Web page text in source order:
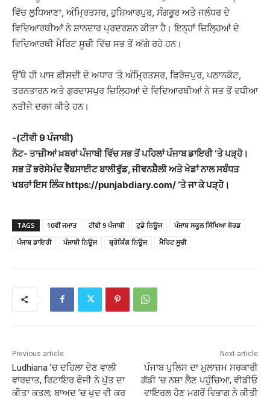
ਵਿੱਚ ਲੁਧਿਆਣਾ, ਅੰਮ੍ਰਿਤਸਰ, ਹੁਸ਼ਿਆਰਪੁਰ, ਸੰਗਰੂਰ ਅਤੇ ਜਲੰਧਰ ਦੇ
ਵਿਦਿਆਰਥੀਆਂ ਨੇ ਸ਼ਾਨਦਾਰ ਪ੍ਰਦਰਸ਼ਨ ਕੀਤਾ ਹੈ। ਇਨ੍ਹਾਂ ਜ਼ਿਲ੍ਹਿਆਂ ਦੇ
ਵਿਦਿਆਰਥੀ ਮੈਰਿਟ ਸੂਚੀ ਵਿੱਚ ਸਭ ਤੋਂ ਅੱਗੇ ਰਹੇ ਹਨ।
ਉੱਥੇ ਹੀ ਪਾਸ ਫ਼ੀਸਦੀ ਦੇ ਅਧਾਰ ’ਤੇ ਅੰਮ੍ਰਿਤਸਰ, ਫਿਰੋਜ਼ਪੁਰ, ਪਠਾਨਕੋਟ,
ਤਰਨਤਾਰਨ ਅਤੇ ਗੁਰਦਾਸਪੁਰ ਜ਼ਿਲ੍ਹਿਆਂ ਦੇ ਵਿਦਿਆਰਥੀਆਂ ਨੇ ਸਭ ਤੋਂ ਵਧੀਆ
ਨਤੀਜੇ ਦਰਜ ਕੀਤੇ ਹਨ।
-(ਟੀਵੀ 9 ਪੰਜਾਬੀ)
ਨੋਟ- ਤਾਜ਼ੀਆਂ ਖ਼ਬਰਾਂ ਪੰਜਾਬੀ ਵਿੱਚ ਸਭ ਤੋਂ ਪਹਿਲਾਂ ਪੰਜਾਬ ਡਾਇਰੀ ‘ਤੇ ਪੜ੍ਹੋ।
ਸਭ ਤੋਂ ਭਰੋਸੇਮੰਦ ਵੈੱਬਸਾਈਟ ਬਾਲੀਵੁੱਡ, ਜੀਵਨਸ਼ੈਲੀ ਅਤੇ ਖੇਡਾਂ ਨਾਲ ਸਬੰਧਤ
ਖਬਰਾਂ ਇਸ ਲਿੰਕ https://punjabdiary.com/ ‘ਤੇ ਜਾ ਕੇ ਪੜ੍ਹੋ।
TAGS 10ਵੀਂ ਜਮਾਤ ਟੀਵੀ 9 ਪੰਜਾਬੀ ਟੁਡੇ ਨਿਊਜ
ਪੰਜਾਬ ਸਕੂਲ ਸਿੱਖਿਆ ਬੋਰਡ
ਪੰਜਾਬ ਡਾਇਰੀ
ਪੰਜਾਬੀ ਨਿਊਜ ਬ੍ਰੇਕਿੰਗ ਨਿਊਜ ਮੈਰਿਟ ਸੂਚੀ
Previous article
Ludhiana ’ਚ ਦਹਿਲਾ ਦੇਣ ਵਾਲੀ
ਵਾਰਦਾਤ, ਰਿਟਾਇਰ ਫੌਜੀ ਨੇ ਪੁੱਤ ਦਾ
ਕੀਤਾ ਕਤਲ; ਬਾਅਦ ’ਚ ਖੁਦ ਵੀ ਕਰ
Next article
ਪੰਜਾਬ ਪੁਲਿਸ ਦਾ ਮੁਲਾਜ਼ਮ ਸਰਕਾਰੀ
ਗੱਡੀ ’ਚ ਨਸ਼ਾ ਲੈਣ ਪਹੁੰਚਿਆ, ਵੀਡੀਓ
ਵਾਇਰਲ ਹੋਣ ਮਗਰੋਂ ਵਿਭਾਗ ਨੇ ਕੀਤੀ